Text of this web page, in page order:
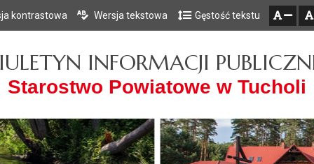
Przejdź do głównego menu
Przejdź do treści
Przejdź do mapy serwisu
kontrastowa Wersja tekstowa Gęstość tekstu
INFORMACJI
Starostwo Powiatowe w Tucholi